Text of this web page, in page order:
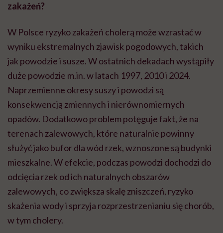
zakażeń?
W Polsce ryzyko zakażeń cholerą może wzrastać w
wyniku ekstremalnych zjawisk pogodowych, takich
jak powodzie i susze. W ostatnich dekadach wystąpiły
duże powodzie m.in. w latach 1997, 2010 i 2024.
Naprzemienne okresy suszy i powodzi są
konsekwencją zmiennych i nierównomiernych
opadów. Dodatkowo problem potęguje fakt, że na
terenach zalewowych, które naturalnie powinny
służyć jako bufor dla wód rzek, wznoszone są budynki
mieszkalne. W efekcie, podczas powodzi dochodzi do
odcięcia rzek od ich naturalnych obszarów
zalewowych, co zwiększa skalę zniszczeń, ryzyko
skażenia wody i sprzyja rozprzestrzenianiu się chorób,
w tym cholery.